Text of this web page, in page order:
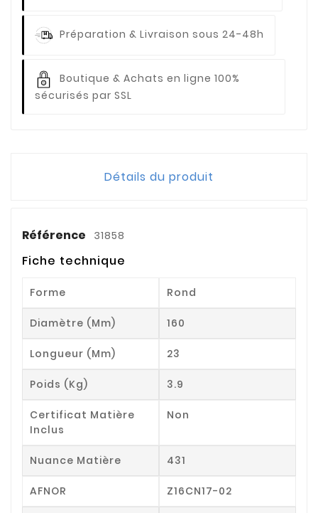
Préparation & Livraison sous 24-48h
Boutique & Achats en ligne 100%
sécurisés par SSL
Détails du produit
Référence 31858
Fiche technique
Forme Rond
Diamètre (mm) 160
Longueur (mm) 23
Poids (kg) 3.9
Certificat Matière
Inclus
Non
Nuance Matière 431
AFNOR Z16CN17-02